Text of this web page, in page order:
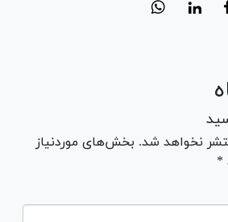
نخواهد شد. بخش‌های موردنیاز
*